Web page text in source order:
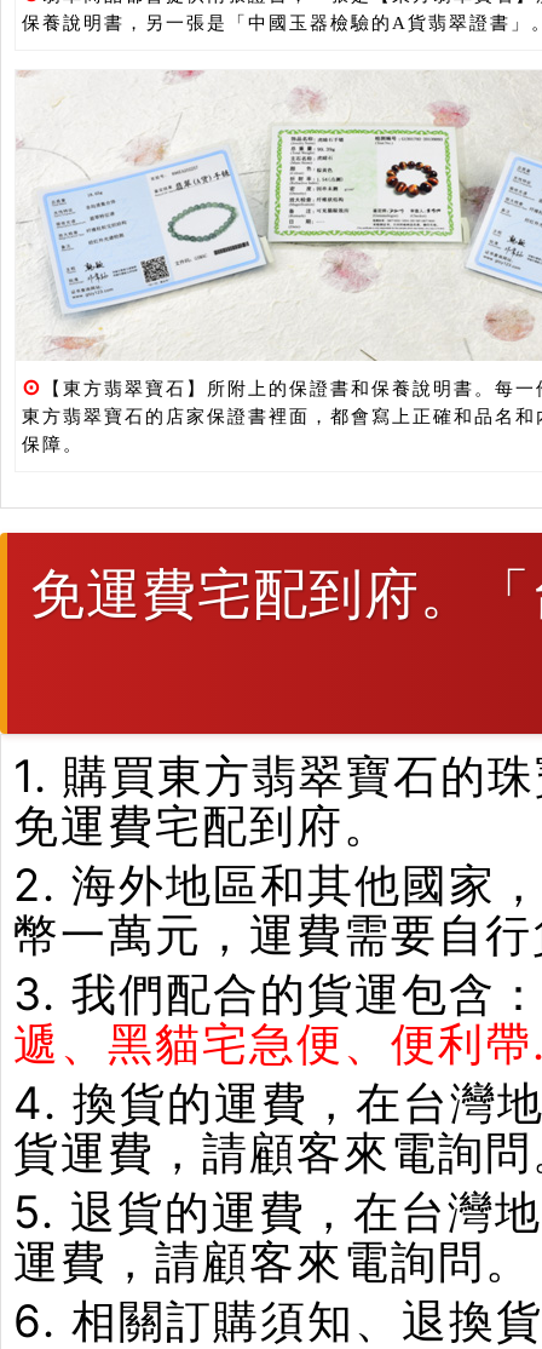
保養說明書，另一張是「中國玉器檢驗的A貨翡翠證書」
⊙
【東方翡翠寶石】所附上的保證書和保養說明書。每
東方翡翠寶石的店家保證書裡面，都會寫上正確和品名
保障。
免運費宅配到府。
1. 購買東方翡翠寶石的
免運費宅配到府。
2. 海外地區和其他國家
幣一萬元，運費需要自
3. 我們配合的貨運包含：
遞、黑貓宅急便、便利
4. 換貨的運費，在台灣
貨運費，請顧客來電詢
5. 退貨的運費，在台灣
運費，請顧客來電詢問。
6. 相關訂購須知、退換